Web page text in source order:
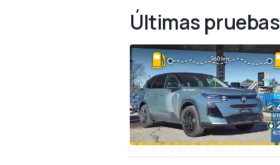
Últimas pruebas